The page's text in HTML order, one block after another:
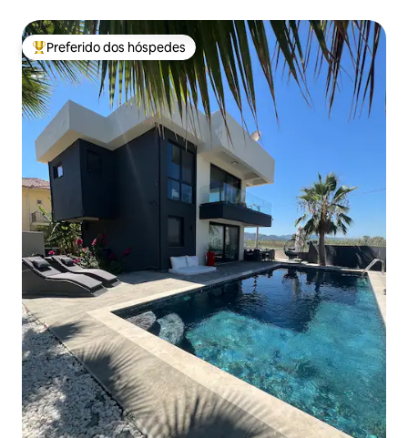
Entre os melhores preferidos dos hóspedes
Preferido dos hóspedes